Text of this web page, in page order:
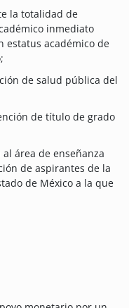
la totalidad de
inmediato
estatus académico de
de salud pública del
de título de grado
área de enseñanza
de aspirantes de la
de México a la que